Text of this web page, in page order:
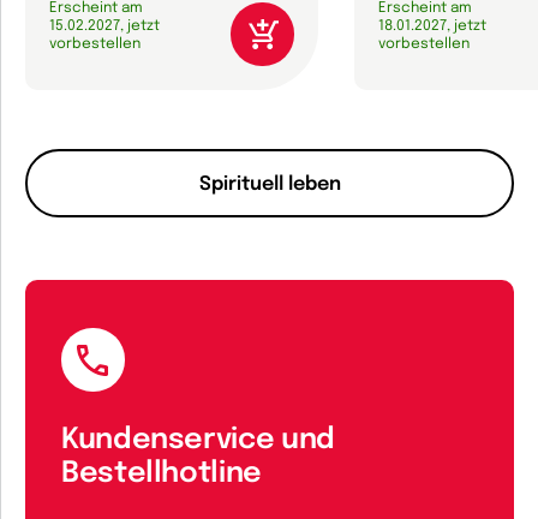
Spirituell leben
Erscheint am
15.02.2027, jetzt
vorbestellen
Erscheint am
18.01.2027, jetzt
vorbestellen
Kundenservice und
Bestellhotline